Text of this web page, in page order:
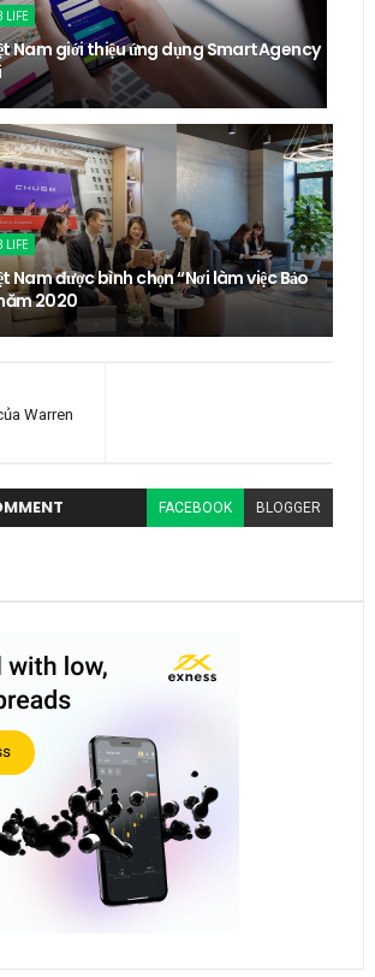
LIFE
Nam giới thiệu ứng dụng SmartAgency
LIFE
Nam được bình chọn “Nơi làm việc Bảo
2020
Warren
FACEBOOK BLOGGER